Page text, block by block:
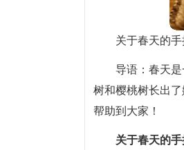
关于春天的
导语：春天
树和樱桃树长出
帮助到大家！
关于春天的